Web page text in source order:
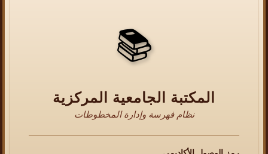
📚
المكتبة الجامعية المركزية
نظام فهرسة وإدارة المخطوطات